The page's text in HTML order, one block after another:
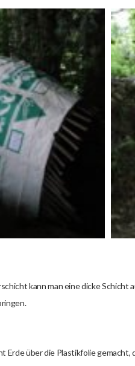
kann man eine dicke
Erde über die Plastikfolie